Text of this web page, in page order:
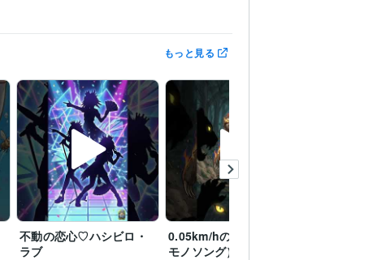
もっと見る
不動の恋心♡ハシビロ・
ラブ
0.05km/hの独白（ナマケ
モノソング）